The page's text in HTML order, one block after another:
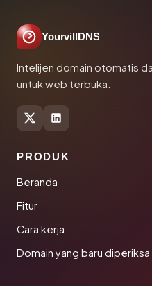
YourvillDNS
Intelijen domain otomatis
untuk web terbuka.
PRODUK
Beranda
Fitur
Cara kerja
Domain yang baru diperiksa